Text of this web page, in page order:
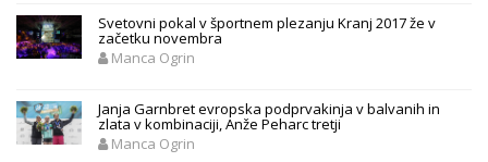
Svetovni pokal v športnem plezanju Kranj 2017 že v
začetku novembra
Manca Ogrin
Janja Garnbret evropska podprvakinja v balvanih in
zlata v kombinaciji, Anže Peharc tretji
Manca Ogrin